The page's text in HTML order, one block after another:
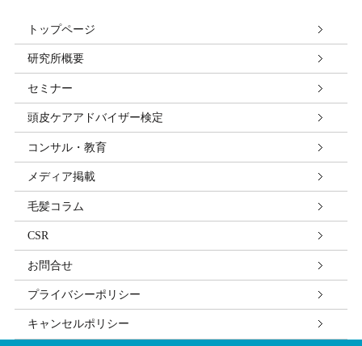
トップページ
研究所概要
セミナー
頭皮ケアアドバイザー検定
コンサル・教育
メディア掲載
毛髪コラム
CSR
お問合せ
プライバシーポリシー
キャンセルポリシー